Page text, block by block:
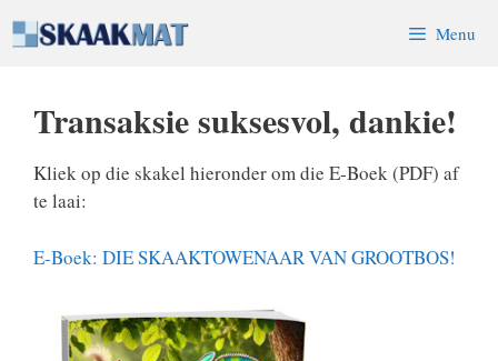
to
Menu
Transaksie suksesvol, dankie!
Kliek op die skakel hieronder om die E-Boek (PDF) af
te laai:
E-Boek: DIE SKAAKTOWENAAR VAN GROOTBOS!